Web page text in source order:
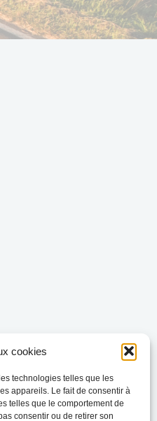
cookies
technologies telles que les
appareils. Le fait de consentir à
telles que le comportement de
consentir ou de retirer son